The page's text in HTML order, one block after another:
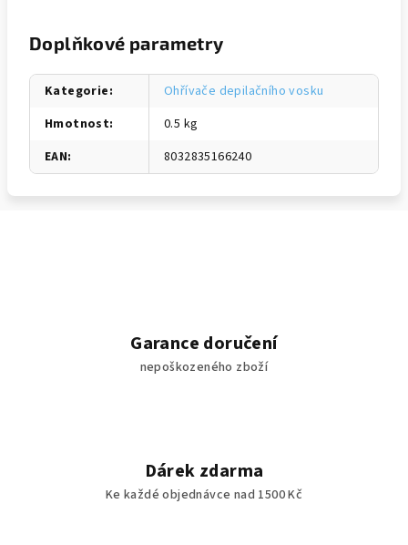
Doplňkové parametry
Kategorie:
Ohřívače depilačního vosku
Hmotnost:
0.5 kg
EAN: 8032835166240
Garance doručení
nepoškozeného zboží
Dárek zdarma
Ke každé objednávce nad 1500 Kč